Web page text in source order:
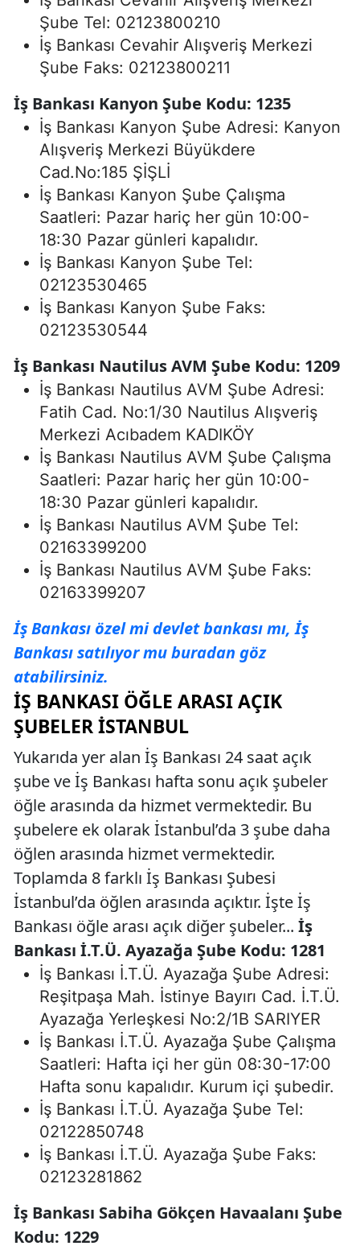
Şube Tel: 02123800210
İş Bankası Cevahir Alışveriş Merkezi
Şube Faks: 02123800211
İş Bankası Kanyon Şube Kodu: 1235
İş Bankası Kanyon Şube Adresi: Kanyon
Alışveriş Merkezi Büyükdere
Cad.No:185 ŞİŞLİ
İş Bankası Kanyon Şube Çalışma
Saatleri: Pazar hariç her gün 10:00-
18:30 Pazar günleri kapalıdır.
İş Bankası Kanyon Şube Tel:
02123530465
İş Bankası Kanyon Şube Faks:
02123530544
İş Bankası Nautilus AVM Şube Kodu: 1209
İş Bankası Nautilus AVM Şube Adresi:
Fatih Cad. No:1/30 Nautilus Alışveriş
Merkezi Acıbadem KADIKÖY
İş Bankası Nautilus AVM Şube Çalışma
Saatleri: Pazar hariç her gün 10:00-
18:30 Pazar günleri kapalıdır.
İş Bankası Nautilus AVM Şube Tel:
02163399200
İş Bankası Nautilus AVM Şube Faks:
02163399207
İş Bankası özel mi devlet bankası mı, İş
Bankası satılıyor mu buradan göz
atabilirsiniz.
İŞ BANKASI ÖĞLE ARASI AÇIK
ŞUBELER İSTANBUL
Yukarıda yer alan İş Bankası 24 saat açık
şube ve İş Bankası hafta sonu açık şubeler
öğle arasında da hizmet vermektedir. Bu
şubelere ek olarak İstanbul’da 3 şube daha
öğlen arasında hizmet vermektedir.
Toplamda 8 farklı İş Bankası Şubesi
İstanbul’da öğlen arasında açıktır. İşte İş
Bankası öğle arası açık diğer şubeler... İş
Bankası İ.T.Ü. Ayazağa Şube Kodu: 1281
İş Bankası İ.T.Ü. Ayazağa Şube Adresi:
Reşitpaşa Mah. İstinye Bayırı Cad. İ.T.Ü.
Ayazağa Yerleşkesi No:2/1B SARIYER
İş Bankası İ.T.Ü. Ayazağa Şube Çalışma
Saatleri: Hafta içi her gün 08:30-17:00
Hafta sonu kapalıdır. Kurum içi şubedir.
İş Bankası İ.T.Ü. Ayazağa Şube Tel:
02122850748
İş Bankası İ.T.Ü. Ayazağa Şube Faks:
02123281862
İş Bankası Sabiha Gökçen Havaalanı Şube
Kodu: 1229